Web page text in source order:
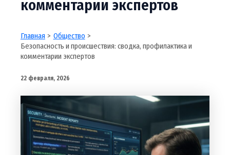
комментарии экспертов
Главная
Общество
Безопасность и происшествия: сводка, профилактика и
комментарии экспертов
22 февраля, 2026